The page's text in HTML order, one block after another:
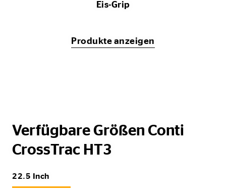
Eis-Grip
Produkte anzeigen
Verfügbare Größen Conti
CrossTrac HT3
22.5 Inch